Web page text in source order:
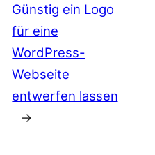
Günstig ein Logo
für eine
WordPress-
Webseite
entwerfen lassen
→